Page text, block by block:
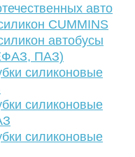
авто
CUMMINS
автобусы
ПАЗ)
силиконовые
силиконовые
силиконовые